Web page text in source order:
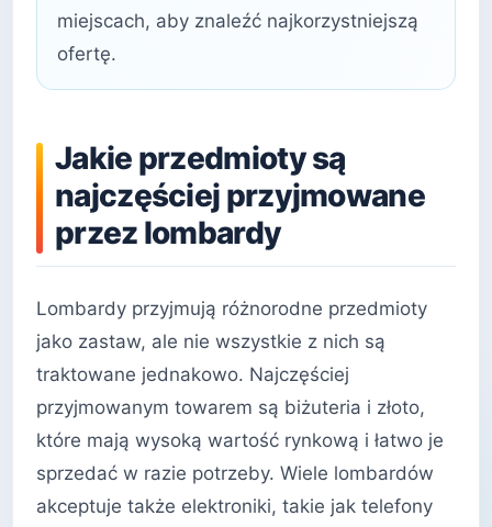
miejscach, aby znaleźć najkorzystniejszą
ofertę.
Jakie przedmioty są
najczęściej przyjmowane
przez lombardy
Lombardy przyjmują różnorodne przedmioty
jako zastaw, ale nie wszystkie z nich są
traktowane jednakowo. Najczęściej
przyjmowanym towarem są biżuteria i złoto,
które mają wysoką wartość rynkową i łatwo je
sprzedać w razie potrzeby. Wiele lombardów
akceptuje także elektroniki, takie jak telefony